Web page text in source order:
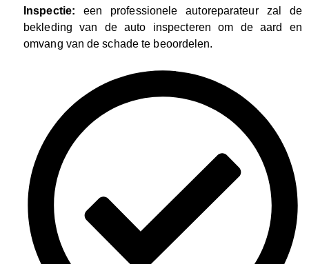
Inspectie: een professionele autoreparateur zal de
bekleding van de auto inspecteren om de aard en
omvang van de schade te beoordelen.